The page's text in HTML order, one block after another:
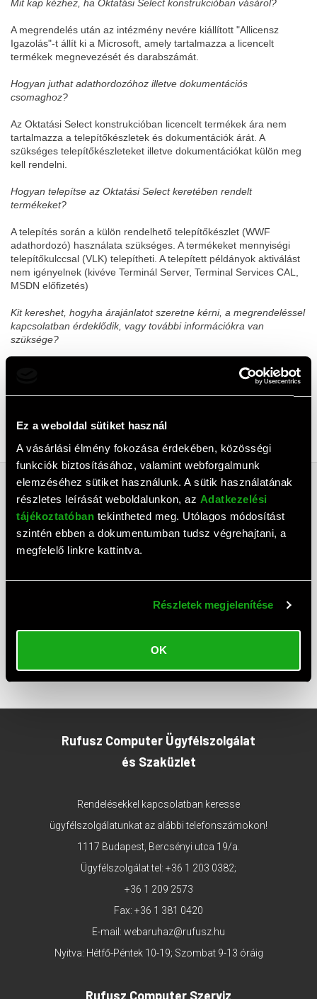
Ez a weboldal sütiket használ
A vásárlási élmény fokozása érdekében, közösségi
funkciók biztosításához, valamint webforgalmunk
elemzéséhez sütiket használunk. A sütik használatának
részletes leírását weboldalunkon, az Adatkezelési
tájékoztatóban tekintheted meg. Utólagos módosítást
szintén ebben a dokumentumban tudsz végrehajtani, a
megfelelő linkre kattintva.
Részletek megjelenítése
OK
Mit kap kézhez, ha Oktatási Select konstrukcióban vásárol?
A megrendelés után az intézmény nevére kiállított "Allicensz
Igazolás"-t állít ki a Microsoft, amely tartalmazza a licencelt
termékek megnevezését és darabszámát.
Hogyan juthat adathordozóhoz illetve dokumentációs
csomaghoz?
Az Oktatási Select konstrukcióban licencelt termékek ára nem
tartalmazza a telepítőkészletek és dokumentációk árát. A
szükséges telepítőkészleteket illetve dokumentációkat külön meg
kell rendelni.
Hogyan telepítse az Oktatási Select keretében rendelt
termékeket?
A telepítés során a külön rendelhető telepítőkészlet (WWF
adathordozó) használata szükséges. A termékeket mennyiségi
telepítőkulccsal (VLK) telepítheti. A telepített példányok aktiválást
nem igényelnek (kivéve Terminál Server, Terminal Services CAL,
MSDN előfizetés)
Kit kereshet, hogyha árajánlatot szeretne kérni, a megrendeléssel
kapcsolatban érdeklődik, vagy további információkra van
szüksége?
Az Oktatási Select konstrukcióval cégünkön belül a Szoftver
Telefon: +36-1-209-4743
ELÉRHETŐSÉGEK
ADATTOVÁBBÍTÁSI NYILATKOZAT
VÉGLEGES ADATTÖRLÉS TÁJÉKOZTATÓ
ELÁLLÁS
Rufusz Computer Ügyfélszolgálat
és Szaküzlet
Rendelésekkel kapcsolatban keresse
ügyfélszolgálatunkat az alábbi telefonszámokon!
1117 Budapest, Bercsényi utca 19/a.
Ügyfélszolgálat tel: +36 1 203 0382;
+36 1 209 2573
Fax: +36 1 381 0420
E-mail: webaruhaz@rufusz.hu
Nyitva: Hétfő-Péntek 10-19; Szombat 9-13 óráig
Rufusz Computer Szerviz